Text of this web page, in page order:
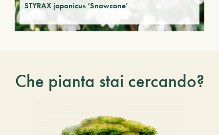
STYRAX japonicus ‘Snowcone’
Che pianta stai cercando?